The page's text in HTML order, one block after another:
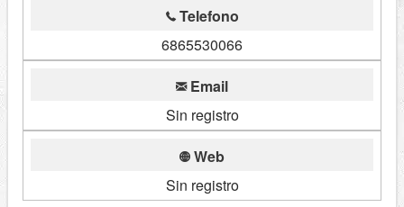
Telefono
6865530066
Email
Sin registro
Web
Sin registro